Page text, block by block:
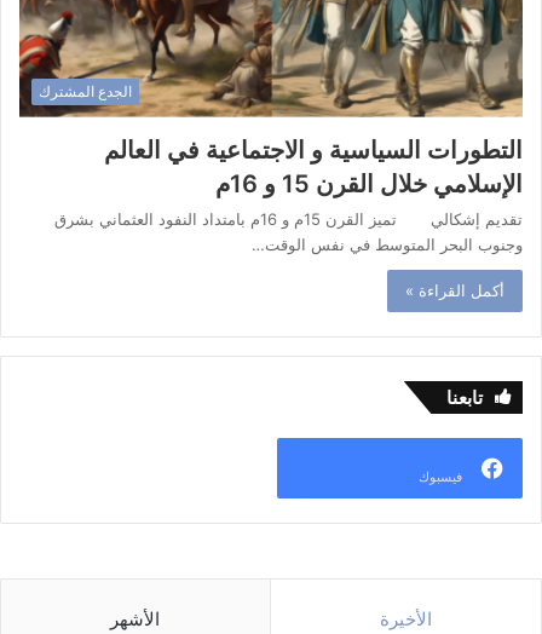
الجدع المشترك
التطورات السياسية و الاجتماعية في العالم
الإسلامي خلال القرن 15 و 16م
تقديم إشكالي تميز القرن 15م و 16م بامتداد النفود العثماني بشرق
وجنوب البحر المتوسط في نفس الوقت…
أكمل القراءة »
تابعنا
فيسبوك
الأخيرة الأشهر